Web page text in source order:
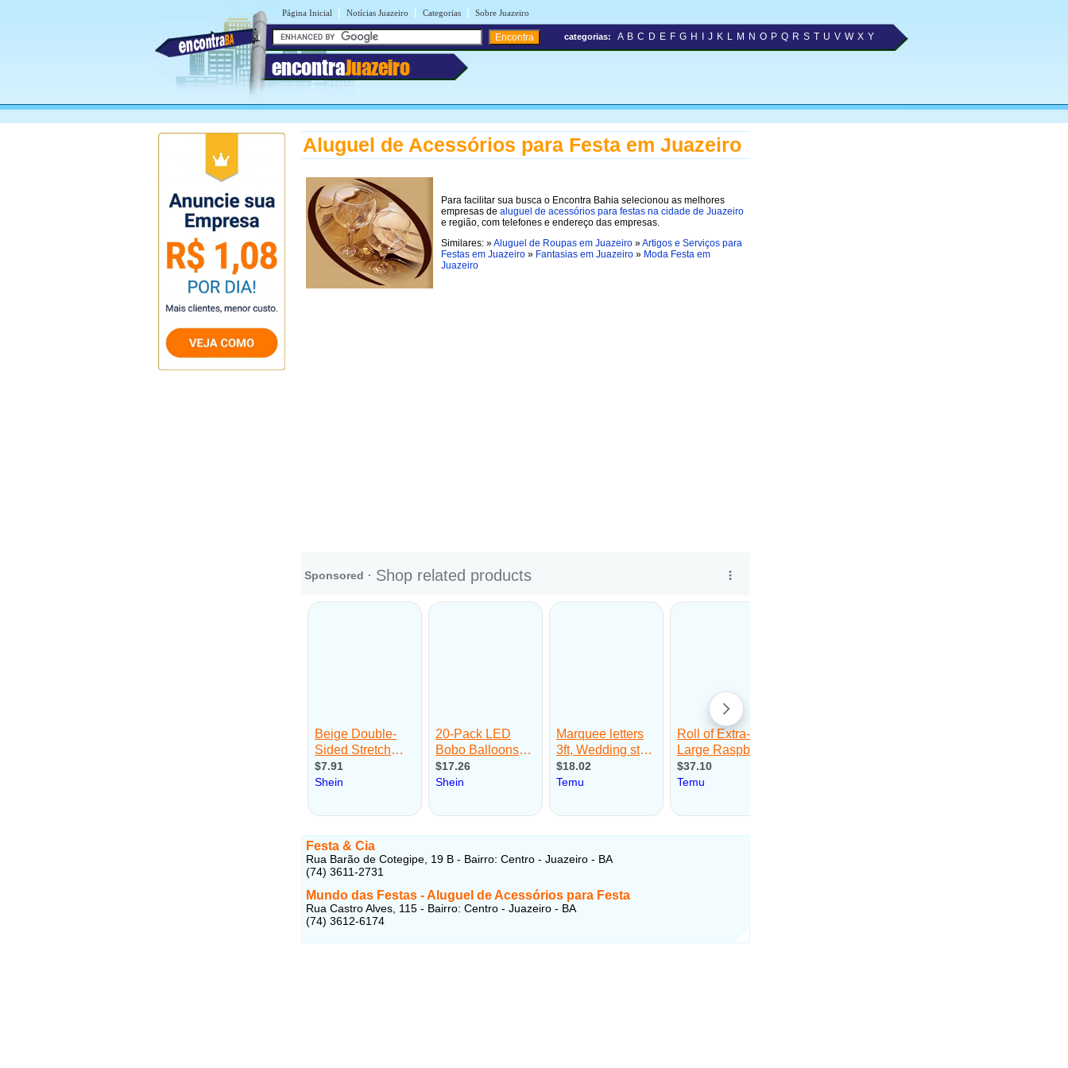
Página Inicial | Notícias Juazeiro | Categorias | Sobre Juazeiro
encontraJuazeiro
categorias: A B C D E F G H J K L M N O P Q R S T U V W X Y
Aluguel de Acessórios para Festa em Juazeiro
Para facilitar sua busca o Encontra Bahia selecionou as melhores
empresas de aluguel de acessórios para festas na cidade de Juazeiro
e região, com telefones e endereço das empresas.
Similares: »Aluguel de Roupas em Juazeiro »Artigos e Serviços para
Festas em Juazeiro » Fantasias em Juazeiro » Moda Festa em
Juazeiro
Festa & Cia
Rua Barão de Cotegipe, 19 B - Bairro: Centro - Juazeiro - BA
(74) 3611-2731
Mundo das Festas - Aluguel de Acessórios para Festa
Rua Castro Alves, 115 - Bairro: Centro - Juazeiro - BA
(74) 3612-6174